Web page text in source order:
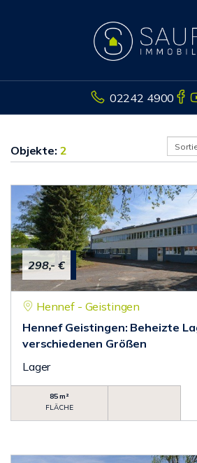
02242 4900
Objekte: 2
298,- €
Hennef - Geistingen
Hennef Geistingen: Beheizte
verschiedenen Größen
Lager
85 m²
FLÄCHE